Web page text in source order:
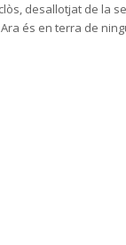
desallotjat de la
és en terra de